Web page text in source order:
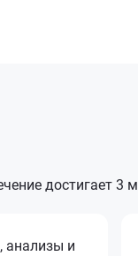
достигает 3
анализы и